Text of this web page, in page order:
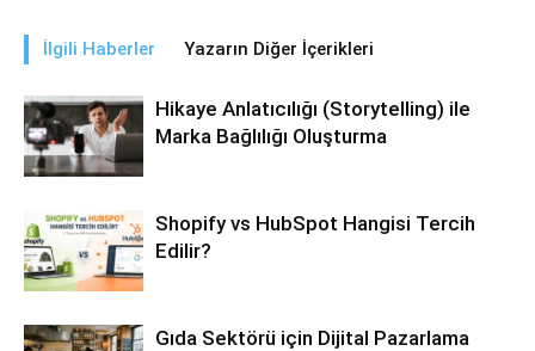
İlgili Haberler Yazarın Diğer İçerikleri
Hikaye Anlatıcılığı (Storytelling) ile
Marka Bağlılığı Oluşturma
Shopify vs HubSpot Hangisi Tercih
Edilir?
Gıda Sektörü için Dijital Pazarlama